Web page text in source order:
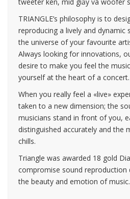
TRIANGLE’s philosophy is to
reproducing a lively and dynamic
the universe of your favourite
Always looking for innovations,
desire to make you feel the
yourself at the heart of a concert.
When you really feel a «live»
taken to a new dimension; the
musicians stand in front of you,
distinguished accurately and the
chills.
Triangle was awarded 18 gold
compromise sound reproduction
the beauty and emotion of music.